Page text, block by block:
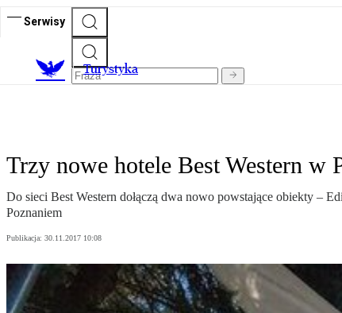
Serwisy
Turystyka
Trzy nowe hotele Best Western w
Do sieci Best Western dołączą dwa nowo powstające obiekty –
Poznaniem
Publikacja: 30.11.2017 10:08